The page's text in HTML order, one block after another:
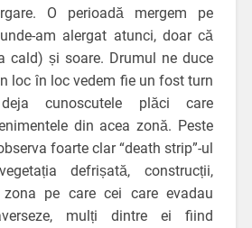
O perioadă mergem pe
am alergat atunci, doar că
cald) și soare. Drumul ne duce
loc în loc vedem fie un fost turn
cunoscutele plăci care
din acea zonă. Peste
foarte clar “death strip”-ul
defrișată, construcții,
zona pe care cei care evadau
mulți dintre ei fiind